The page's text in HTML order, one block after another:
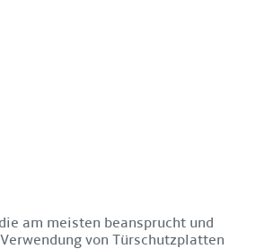
am meisten beansprucht und
von Türschutzplatten